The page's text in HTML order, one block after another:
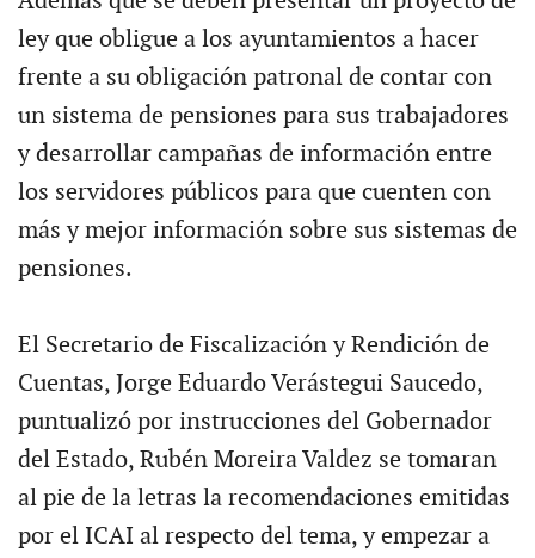
ley que obligue a los ayuntamientos a hacer
frente a su obligación patronal de contar con
un sistema de pensiones para sus trabajadores
y desarrollar campañas de información entre
los servidores públicos para que cuenten con
más y mejor información sobre sus sistemas de
pensiones.
El Secretario de Fiscalización y Rendición de
Cuentas, Jorge Eduardo Verástegui Saucedo,
puntualizó por instrucciones del Gobernador
del Estado, Rubén Moreira Valdez se tomaran
al pie de la letras la recomendaciones emitidas
por el ICAI al respecto del tema, y empezar a